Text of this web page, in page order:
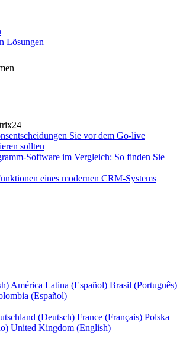
Lösungen
Sie vor dem Go-live
sollten
Software im Vergleich: So finden Sie
eines modernen CRM-Systems
América Latina (Español) Brasil (Português)
(Español)
(Deutsch) France (Français) Polska
United Kingdom (English)